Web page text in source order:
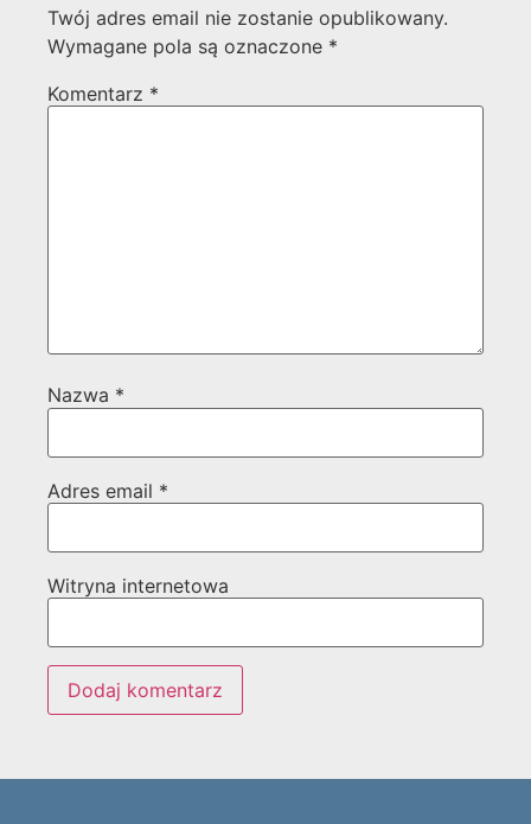
Twój adres email nie zostanie opublikowany.
Wymagane pola są oznaczone *
Komentarz *
Nazwa *
Adres email *
Witryna internetowa